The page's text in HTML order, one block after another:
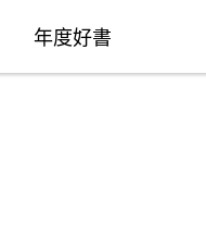
年度好書